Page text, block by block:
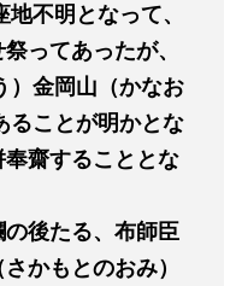
不明となって、
ってあったが、
）金岡山（かなお
ることが明かとな
齋することとな
後たる、布師臣
かもとのおみ）